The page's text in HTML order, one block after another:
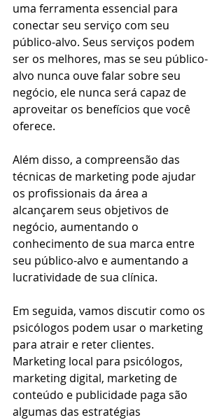
uma ferramenta essencial para
conectar seu serviço com seu
público-alvo. Seus serviços podem
ser os melhores, mas se seu público-
alvo nunca ouve falar sobre seu
negócio, ele nunca será capaz de
aproveitar os benefícios que você
oferece.
Além disso, a compreensão das
técnicas de marketing pode ajudar
os profissionais da área a
alcançarem seus objetivos de
negócio, aumentando o
conhecimento de sua marca entre
seu público-alvo e aumentando a
lucratividade de sua clínica.
Em seguida, vamos discutir como os
psicólogos podem usar o marketing
para atrair e reter clientes.
Marketing local para psicólogos,
marketing digital, marketing de
conteúdo e publicidade paga são
algumas das estratégias